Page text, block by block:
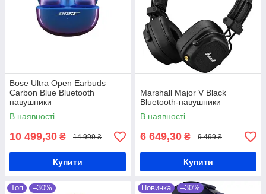
Bose Ultra Open Earbuds
Carbon Blue Bluetooth
навушники
В наявності
10 499,30 ₴ 14 999 ₴
Купити
Marshall Major V Black
Bluetooth-навушники
В наявності
6 649,30 ₴ 9 499 ₴
Купити
Топ –30% Новинка –30%